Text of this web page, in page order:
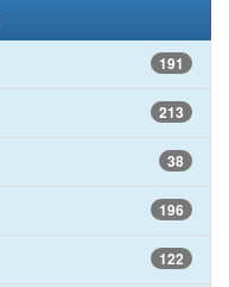
191
213
38
196
122